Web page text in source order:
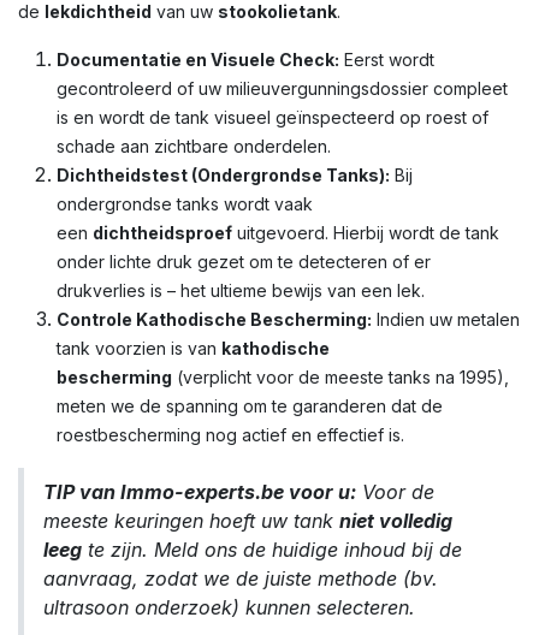
de lekdichtheid van uw stookolietank.
Documentatie en Visuele Check: Eerst wordt
gecontroleerd of uw milieuvergunningsdossier compleet
is en wordt de tank visueel geïnspecteerd op roest of
schade aan zichtbare onderdelen.
Dichtheidstest (Ondergrondse Tanks): Bij
ondergrondse tanks wordt vaak
een dichtheidsproef uitgevoerd. Hierbij wordt de tank
onder lichte druk gezet om te detecteren of er
drukverlies is – het ultieme bewijs van een lek.
Controle Kathodische Bescherming: Indien uw metalen
tank voorzien is van kathodische
bescherming (verplicht voor de meeste tanks na 1995),
meten we de spanning om te garanderen dat de
roestbescherming nog actief en effectief is.
TIP van Immo-experts.be voor u: Voor de
meeste keuringen hoeft uw tank niet volledig
leeg te zijn. Meld ons de huidige inhoud bij de
aanvraag, zodat we de juiste methode (bv.
ultrasoon onderzoek) kunnen selecteren.